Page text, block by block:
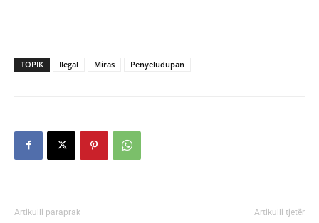
TOPIK Ilegal Miras Penyeludupan
Artikulli paraprak Artikulli tjetër